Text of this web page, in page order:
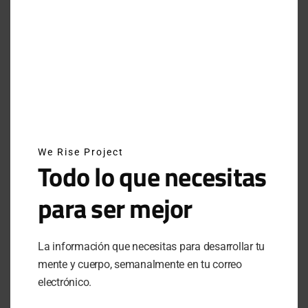
SUSCRÍBETE A NUESTRO NEWSLETTER
SUBSCRIBE
Al hacer clic en este botón, confirmas que has leído y
estas de acuerdo con nuestros términos de uso respecto al
We Rise Project
Todo lo que necesitas
para ser mejor
La información que necesitas para desarrollar tu
mente y cuerpo, semanalmente en tu correo
electrónico.